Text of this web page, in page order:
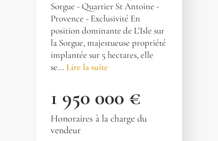
Sorgue - Quartier St Antoine -
Provence - Exclusivité En
position dominante de L'Isle sur
la Sorgue, majestueuse propriété
implantée sur 5 hectares, elle
se... Lire la suite
1 950 000 €
Honoraires à la charge du
vendeur